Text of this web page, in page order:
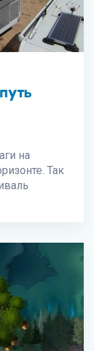
на
Так